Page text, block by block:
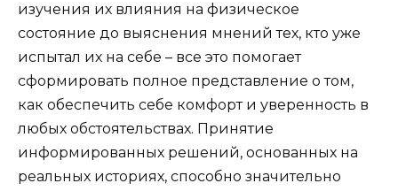
изучения их влияния на физическое
состояние до выяснения мнений тех, кто уже
испытал их на себе – все это помогает
сформировать полное представление о том,
как обеспечить себе комфорт и уверенность в
любых обстоятельствах. Принятие
информированных решений, основанных на
реальных историях, способно значительно